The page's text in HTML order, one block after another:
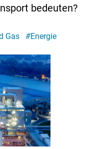
bedeuten?
Gas #Energie